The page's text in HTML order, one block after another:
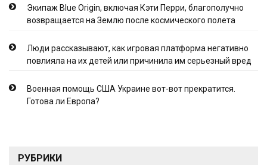
Экипаж Blue Origin, включая Кэти Перри, благополучно
возвращается на Землю после космического полета
Люди рассказывают, как игровая платформа негативно
повлияла на их детей или причинила им серьезный вред
Военная помощь США Украине вот-вот прекратится.
Готова ли Европа?
РУБРИКИ